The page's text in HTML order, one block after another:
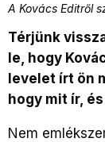
A Kovács Editről
Térjünk
le, hogy
levelet írt ön
hogy mit ír,
Nem